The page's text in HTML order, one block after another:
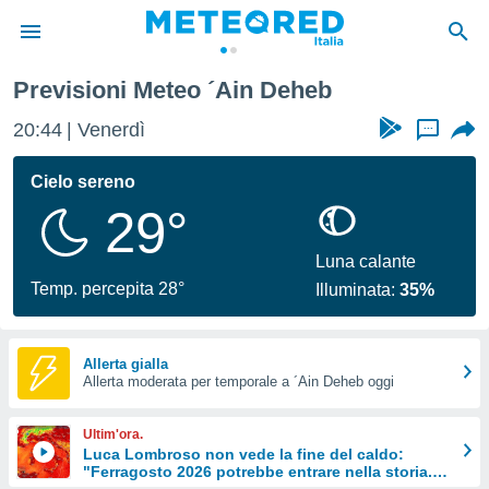
di
per
le
di
Web
le
Previsioni Meteo ´Ain Deheb
20:44 Venerdì ...
Cielo sereno
29°
Temp. percepita 28°
Luna calante
Illuminata:35%
Allerta gialla
Allerta moderata per temporale a ´Ain Deheb oggi
Ultim'ora.
Luca Lombroso non vede la fine del caldo:
"Ferragosto 2026 potrebbe entrare nella storia.